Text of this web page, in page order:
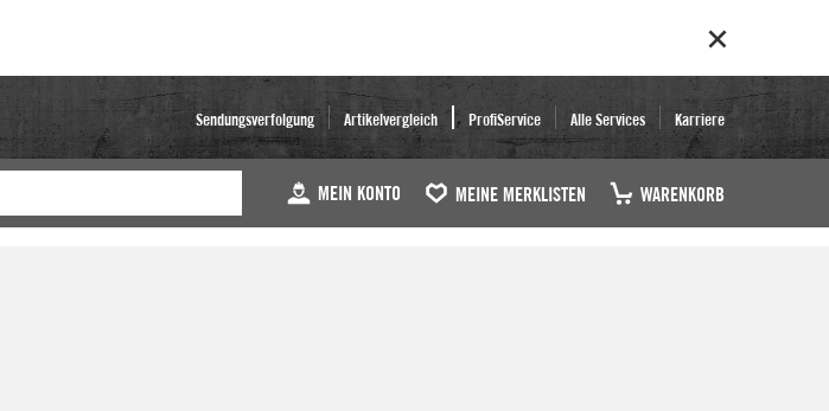
Sendungsverfolgung Artikelvergleich ProfiService Alle Services Karriere
MEIN KONTO MEINE MERKLISTEN WARENKORB